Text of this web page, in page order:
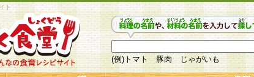
ト
(例)トマト 豚肉 じゃがいも